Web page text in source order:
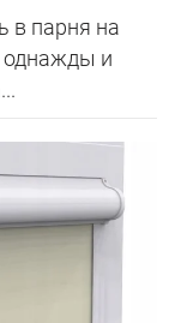
в парня на
однажды и